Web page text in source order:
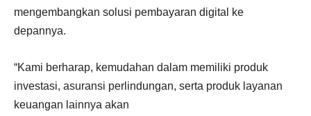
mengembangkan solusi pembayaran digital ke
depannya.
“Kami berharap, kemudahan dalam memiliki produk
investasi, asuransi perlindungan, serta produk layanan
keuangan lainnya akan